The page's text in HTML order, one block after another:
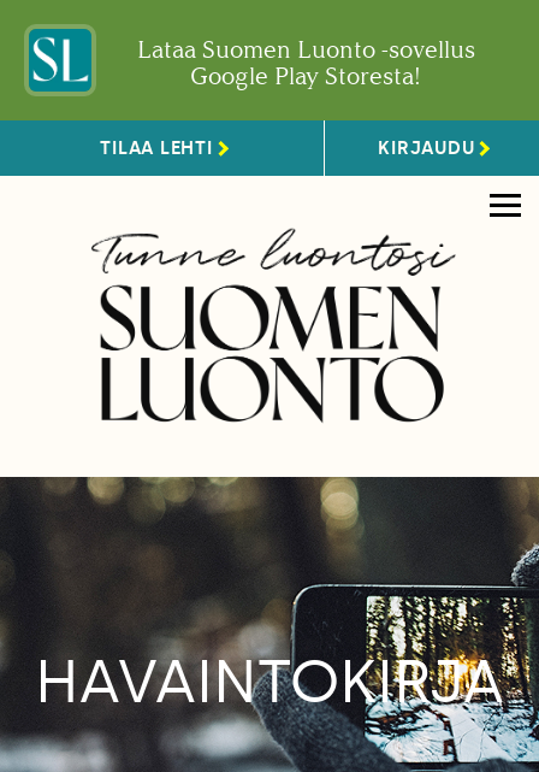
Lataa Suomen Luonto -sovellus
Google Play Storesta!
TILAA LEHTI KIRJAUDU
HAVAINTOKIRJA